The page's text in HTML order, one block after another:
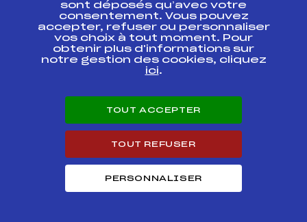
Antidopage
Pôle Développement, Formation, Suivi
Scientifique
Listes ministérielles
Pôle vie de l’athlète
Enseignement professionnel
Carrières
sont déposés qu’avec votre
consentement. Vous pouvez
accepter, refuser ou personnaliser
vos choix à tout moment. Pour
obtenir plus d'informations sur
notre gestion des cookies, cliquez
ici.
TOUT ACCEPTER
TOUT REFUSER
PERSONNALISER